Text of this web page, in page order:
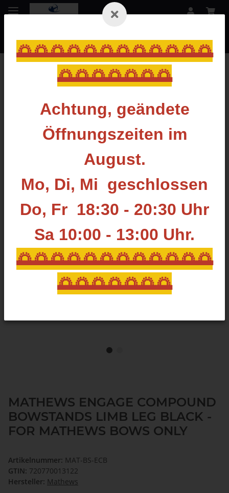
🌅🌅🌅🌅🌅🌅🌅🌅🌅🌅🌅🌅
🌅🌅🌅🌅🌅🌅🌅
Achtung, geändete
Öffnungszeiten im
August.
Mo, Di, Mi geschlossen
Do, Fr 18:30 - 20:30 Uhr
Sa 10:00 - 13:00 Uhr.
🌅🌅🌅🌅🌅🌅🌅🌅🌅🌅🌅🌅
🌅🌅🌅🌅🌅🌅🌅
Zurück zur Liste Bogenständer
MATHEWS ENGAGE COMPOUND
BOWSTANDS LIMB LEG BLACK -
FOR MATHEWS BOWS ONLY
Artikelnummer: MAT-BS-ECB
GTIN: 720770013122
Hersteller: Mathews